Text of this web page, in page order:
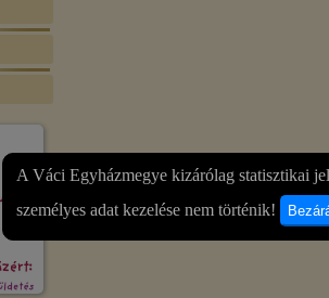
A Váci Egyházmegye kizárólag statisztikai
személyes adat kezelése nem történik!